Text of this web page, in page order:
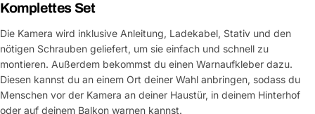
Komplettes Set
Die Kamera wird inklusive Anleitung, Ladekabel, Stativ und den
nötigen Schrauben geliefert, um sie einfach und schnell zu
montieren. Außerdem bekommst du einen Warnaufkleber dazu.
Diesen kannst du an einem Ort deiner Wahl anbringen, sodass du
Menschen vor der Kamera an deiner Haustür, in deinem Hinterhof
oder auf deinem Balkon warnen kannst.